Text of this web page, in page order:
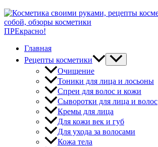
ПРЕкрасно!
Главная
Рецепты косметики
Очищение
Тоники для лица и лосьоны
Спреи для волос и кожи
Сыворотки для лица и волос
Кремы для лица
Для кожи век и губ
Для ухода за волосами
Кожа тела